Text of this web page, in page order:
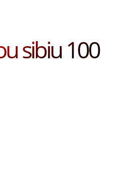
sibiu 100